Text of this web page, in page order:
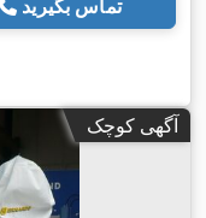
تماس بگیرید
آگهی کوچک